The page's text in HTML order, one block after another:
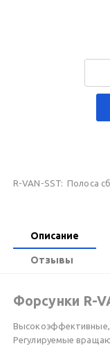
R-VAN-SST: Полоса
Описание
Отзывы
Форсунки R-
Высокоэффективные,
Регулируемые